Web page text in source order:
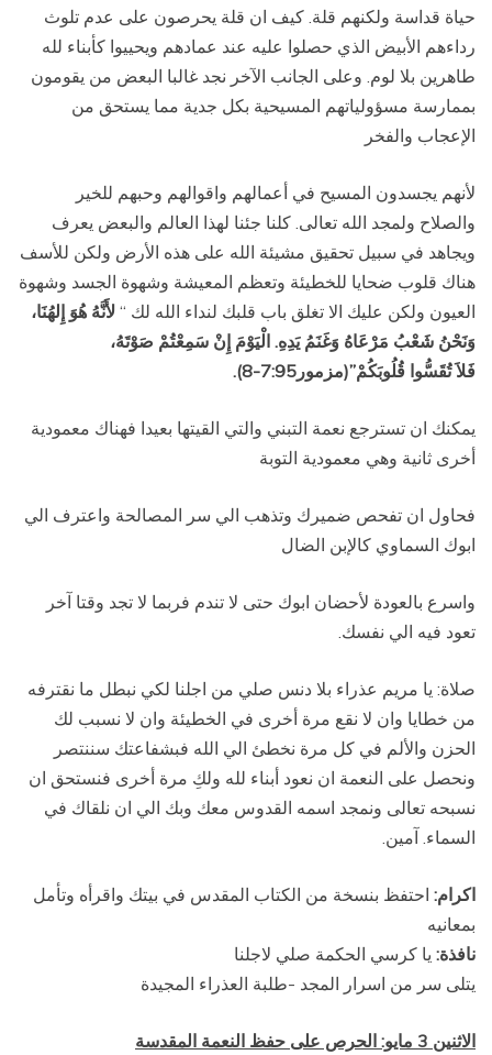
حياة قداسة ولكنهم قلة. كيف ان قلة يحرصون على عدم تلوث
رداءهم الأبيض الذي حصلوا عليه عند عمادهم ويحييوا كأبناء لله
طاهرين بلا لوم. وعلى الجانب الآخر نجد غالبا البعض من يقومون
بممارسة مسؤولياتهم المسيحية بكل جدية مما يستحق من
الإعجاب والفخر
لأنهم يجسدون المسيح في أعمالهم واقوالهم وحبهم للخير
والصلاح ولمجد الله تعالى. كلنا جئنا لهذا العالم والبعض يعرف
ويجاهد في سبيل تحقيق مشيئة الله على هذه الأرض ولكن للأسف
هناك قلوب ضحايا للخطيئة وتعظم المعيشة وشهوة الجسد وشهوة
العيون ولكن عليك الا تغلق باب قلبك لنداء الله لك “ لأَنَّهُ هُوَ إِلهُنَا،
وَنَحْنُ شَعْبُ مَرْعَاهُ وَغَنَمُ يَدِهِ. الْيَوْمَ إِنْ سَمِعْتُمْ صَوْتَهُ،
فَلاَ تُقَسُّوا قُلُوبَكُمْ”(مزمور7:95-8).
يمكنك ان تسترجع نعمة التبني والتي القيتها بعيدا فهناك معمودية
أخرى ثانية وهي معمودية التوبة
فحاول ان تفحص ضميرك وتذهب الي سر المصالحة واعترف الي
ابوك السماوي كالإبن الضال
واسرع بالعودة لأحضان ابوك حتى لا تندم فربما لا تجد وقتا آخر
تعود فيه الي نفسك.
صلاة: يا مريم عذراء بلا دنس صلي من اجلنا لكي نبطل ما نقترفه
من خطايا وان لا نقع مرة أخرى في الخطيئة وان لا نسبب لك
الحزن والألم في كل مرة نخطئ الي الله فبشفاعتك سننتصر
ونحصل على النعمة ان نعود أبناء لله ولكِ مرة أخرى فنستحق ان
نسبحه تعالى ونمجد اسمه القدوس معك وبك الي ان نلقاك في
السماء. آمين.
اكرام: احتفظ بنسخة من الكتاب المقدس في بيتك واقرأه وتأمل
بمعانيه
نافذة: يا كرسي الحكمة صلي لاجلنا
يتلى سر من اسرار المجد -طلبة العذراء المجيدة
الاثنين 3 مايو: الحرص على حفظ النعمة المقدسة